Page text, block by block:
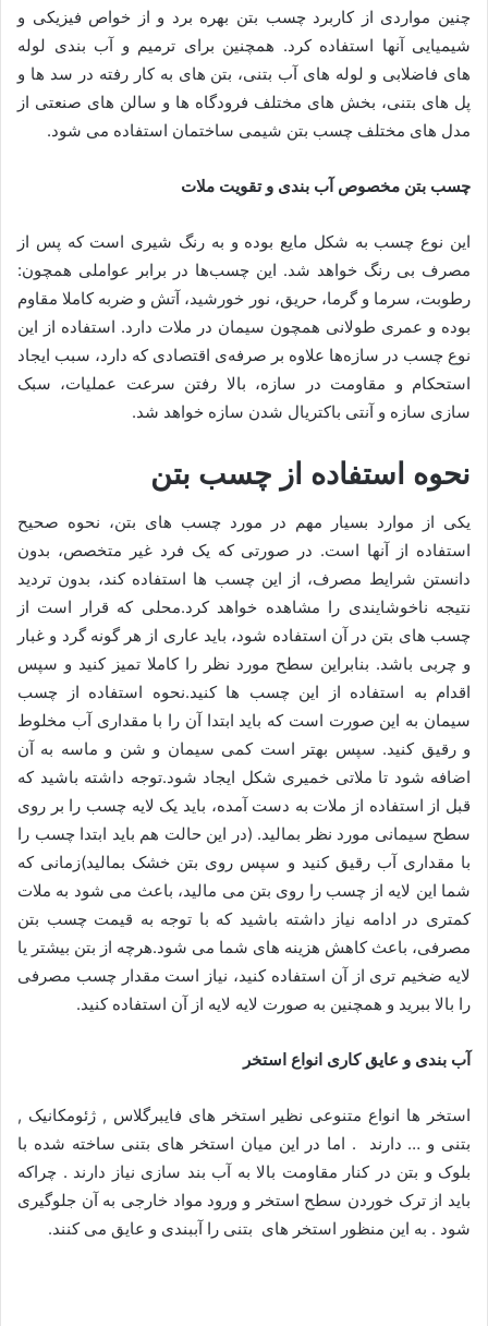
چنین مواردی از کاربرد چسب بتن بهره برد و از خواص فیزیکی و
شیمیایی آنها استفاده کرد. همچنین برای ترمیم و آب بندی لوله
های فاضلابی و لوله های آب بتنی، بتن های به کار رفته در سد ها و
پل های بتنی، بخش های مختلف فرودگاه ها و سالن های صنعتی از
مدل های مختلف چسب بتن شیمی ساختمان استفاده می شود.
چسب بتن مخصوص آب بندی و تقویت ملات
این نوع چسب به شکل مایع بوده و به رنگ شیری است که پس از
مصرف بی رنگ خواهد شد. این چسب‌ها در برابر عواملی همچون:
رطوبت، سرما و گرما، حریق، نور خورشید، آتش و ضربه کاملا مقاوم
بوده و عمری طولانی همچون سیمان در ملات دارد. استفاده از این
نوع چسب در سازه‌ها علاوه بر صرفه‌ی اقتصادی که دارد، سبب ایجاد
استحکام و مقاومت در سازه، بالا رفتن سرعت عملیات، سبک
سازی سازه و آنتی باکتریال شدن سازه خواهد شد.
نحوه استفاده از چسب بتن
یکی از موارد بسیار مهم در مورد چسب های بتن، نحوه صحیح
استفاده از آنها است. در صورتی که یک فرد غیر متخصص، بدون
دانستن شرایط مصرف، از این چسب ها استفاده کند، بدون تردید
نتیجه ناخوشایندی را مشاهده خواهد کرد.محلی که قرار است از
چسب های بتن در آن استفاده شود، باید عاری از هر گونه گرد و غبار
و چربی باشد. بنابراین سطح مورد نظر را کاملا تمیز کنید و سپس
اقدام به استفاده از این چسب ها کنید.نحوه استفاده از چسب
سیمان به این صورت است که باید ابتدا آن را با مقداری آب مخلوط
و رقیق کنید. سپس بهتر است کمی سیمان و شن و ماسه به آن
اضافه شود تا ملاتی خمیری شکل ایجاد شود.توجه داشته باشید که
قبل از استفاده از ملات به دست آمده، باید یک لایه چسب را بر روی
سطح سیمانی مورد نظر بمالید. (در این حالت هم باید ابتدا چسب را
با مقداری آب رقیق کنید و سپس روی بتن خشک بمالید)زمانی که
شما این لایه از چسب را روی بتن می مالید، باعث می شود به ملات
کمتری در ادامه نیاز داشته باشید که با توجه به قیمت چسب بتن
مصرفی، باعث کاهش هزینه های شما می شود.هرچه از بتن بیشتر یا
لایه ضخیم تری از آن استفاده کنید، نیاز است مقدار چسب مصرفی
را بالا ببرید و همچنین به صورت لایه لایه از آن استفاده کنید.
آب بندی و عایق کاری انواع استخر
استخر ها انواع متنوعی نظیر استخر های فایبرگلاس , ژئومکانیک ,
بتنی و … دارند . اما در این میان استخر های بتنی ساخته شده با
بلوک و بتن در کنار مقاومت بالا به آب بند سازی نیاز دارند . چراکه
باید از ترک خوردن سطح استخر و ورود مواد خارجی به آن جلوگیری
شود . به این منظور استخر های بتنی را آببندی و عایق می کنند.